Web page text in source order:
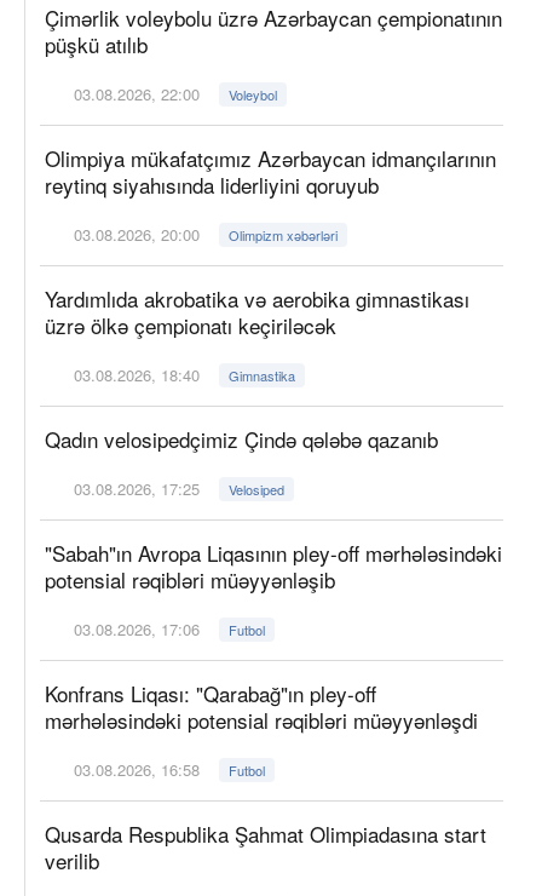
Çimərlik voleybolu üzrə Azərbaycan çempionatının
püşkü atılıb
03.08.2026, 22:00 Voleybol
Olimpiya mükafatçımız Azərbaycan idmançılarının
reytinq siyahısında liderliyini qoruyub
03.08.2026, 20:00 Olimpizm xəbərləri
Yardımlıda akrobatika və aerobika gimnastikası
üzrə ölkə çempionatı keçiriləcək
03.08.2026, 18:40 Gimnastika
Qadın velosipedçimiz Çində qələbə qazanıb
03.08.2026, 17:25 Velosiped
"Sabah"ın Avropa Liqasının pley-off mərhələsindəki
potensial rəqibləri müəyyənləşib
03.08.2026, 17:06 Futbol
Konfrans Liqası: "Qarabağ"ın pley-off
mərhələsindəki potensial rəqibləri müəyyənləşdi
03.08.2026, 16:58 Futbol
Qusarda Respublika Şahmat Olimpiadasına start
verilib